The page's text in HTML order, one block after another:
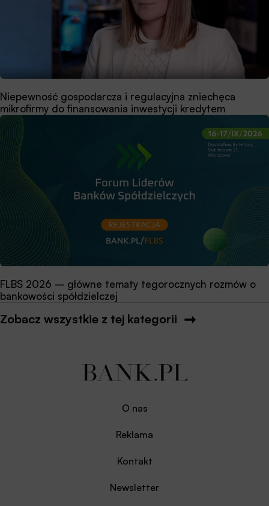
Niepewność gospodarcza i regulacyjna zniechęca
mikrofirmy do finansowania inwestycji kredytem
FLBS 2026 – główne tematy tegorocznych rozmów o
bankowości spółdzielczej
Zobacz wszystkie z tej kategorii
O nas
Reklama
Kontakt
Newsletter